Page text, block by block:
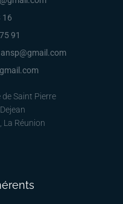
16
91
Saint Pierre
La Réunion